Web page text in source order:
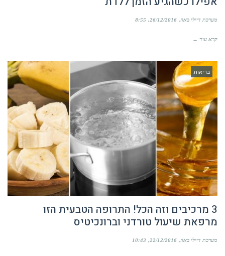
מערכת דיילי באזז 26/12/2016
8:55
קרא עוד ←
בריאות
3 מרכיבים וזה הכל! התרופה הטבעית הזו
מרפאת שיעול טורדני וברונכיטיס
מערכת דיילי באזז 22/12/2016
10:43